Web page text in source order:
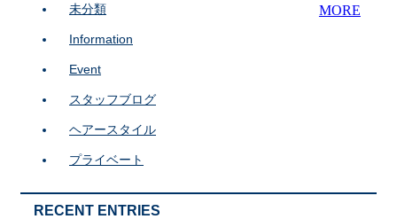
MORE
未分類
Information
Event
スタッフブログ
ヘアースタイル
プライベート
RECENT ENTRIES